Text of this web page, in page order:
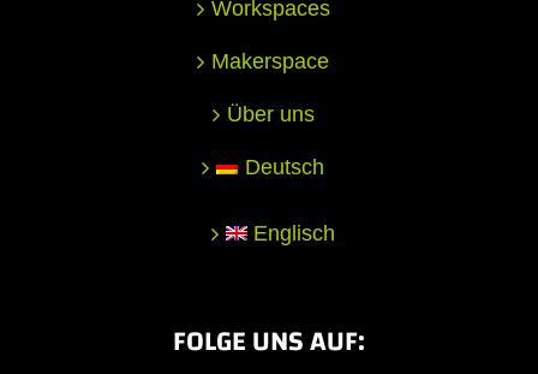
Workspaces
Makerspace
Über uns
Deutsch
Englisch
FOLGE UNS AUF: